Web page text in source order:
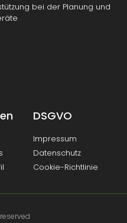
bei der Planung und
DSGVO
Impressum
Datenschutz
Cookie-Richtlinie